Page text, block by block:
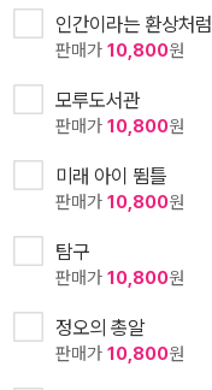
인간이라는 환상처럼
판매가 10,800원
모루도서관
판매가 10,800원
미래 아이 뜀틀
판매가 10,800원
탐구
판매가 10,800원
정오의 총알
판매가 10,800원